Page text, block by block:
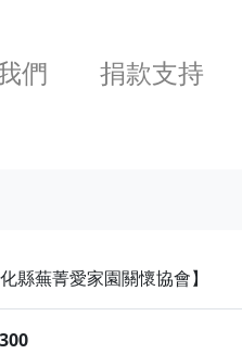
們 捐款支持
縣蕪菁愛家園關懷協會】
300